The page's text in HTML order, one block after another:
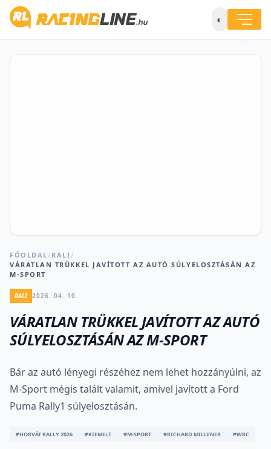
◐
FŐOLDAL/ RALI/
VÁRATLAN TRÜKKEL JAVÍTOTT AZ AUTÓ SÚLYELOSZTÁSÁN AZ
M-SPORT
RALI 2026. 04. 10.
VÁRATLAN TRÜKKEL JAVÍTOTT AZ AUTÓ
SÚLYELOSZTÁSÁN AZ M-SPORT
Bár az autó lényegi részéhez nem lehet hozzányúlni, az
M-Sport mégis talált valamit, amivel javított a Ford
Puma Rally1 súlyelosztásán.
#HORVÁT RALLY 2026 #KIEMELT #M-SPORT #RICHARD MILLENER #WRC